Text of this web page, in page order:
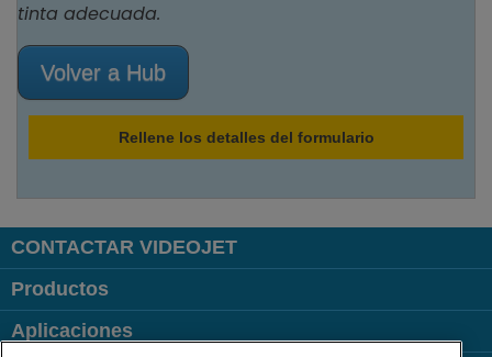
tinta adecuada.
Volver a Hub
Rellene los detalles del formulario
CONTACTAR VIDEOJET
Productos
Aplicaciones